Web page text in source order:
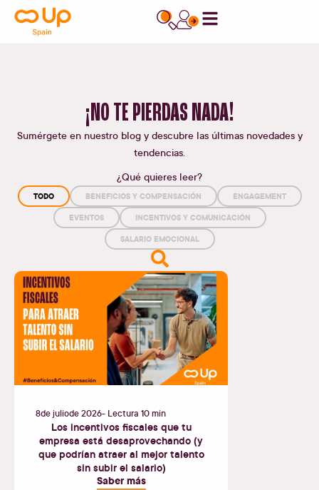
contenido
¡NO TE PIERDAS NADA!
Sumérgete en nuestro blog y descubre las últimas novedades y
tendencias.
¿Qué quieres leer?
BENEFICIOS Y COMPENSACIÓN
ENGAGEMENT
EVENTOS
INCENTIVOS Y COMUNICACIÓN
SALARIO EMOCIONAL
TODO
8dejuliode2026- Lectura 10 min
Los incentivos fiscales que tu
empresa está desaprovechando (y
que podrían atraer al mejor talento
sin subir el salario)
Saber más